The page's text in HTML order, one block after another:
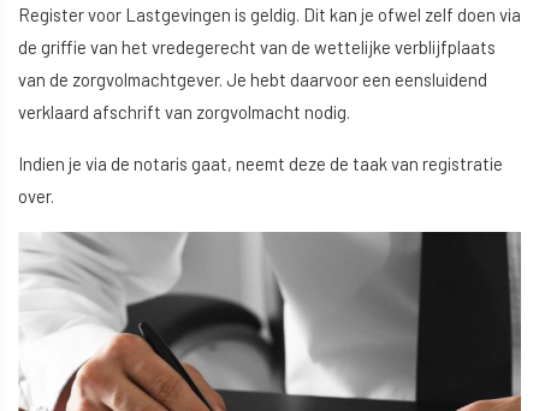
Register voor Lastgevingen is geldig. Dit kan je ofwel zelf doen via
de griffie van het vredegerecht van de wettelijke verblijfplaats
van de zorgvolmachtgever. Je hebt daarvoor een eensluidend
verklaard afschrift van zorgvolmacht nodig.
Indien je via de notaris gaat, neemt deze de taak van registratie
over.